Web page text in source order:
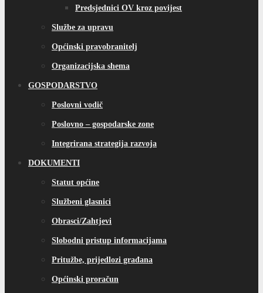
Predsjednici OV kroz povijest
Službe za upravu
Općinski pravobranitelj
Organizacijska shema
GOSPODARSTVO
Poslovni vodič
Poslovno – gospodarske zone
Integrirana strategija razvoja
DOKUMENTI
Statut općine
Službeni glasnici
Obrasci/Zahtjevi
Slobodni pristup informacijama
Pritužbe, prijedlozi građana
Općinski proračun